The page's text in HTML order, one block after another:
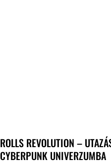
ROLLS REVOLUTION –
CYBERPUNK UNIVERZUMBA